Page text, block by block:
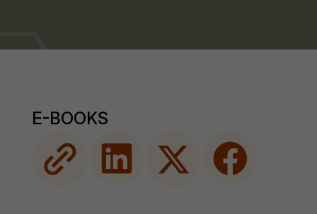
E-BOOKS